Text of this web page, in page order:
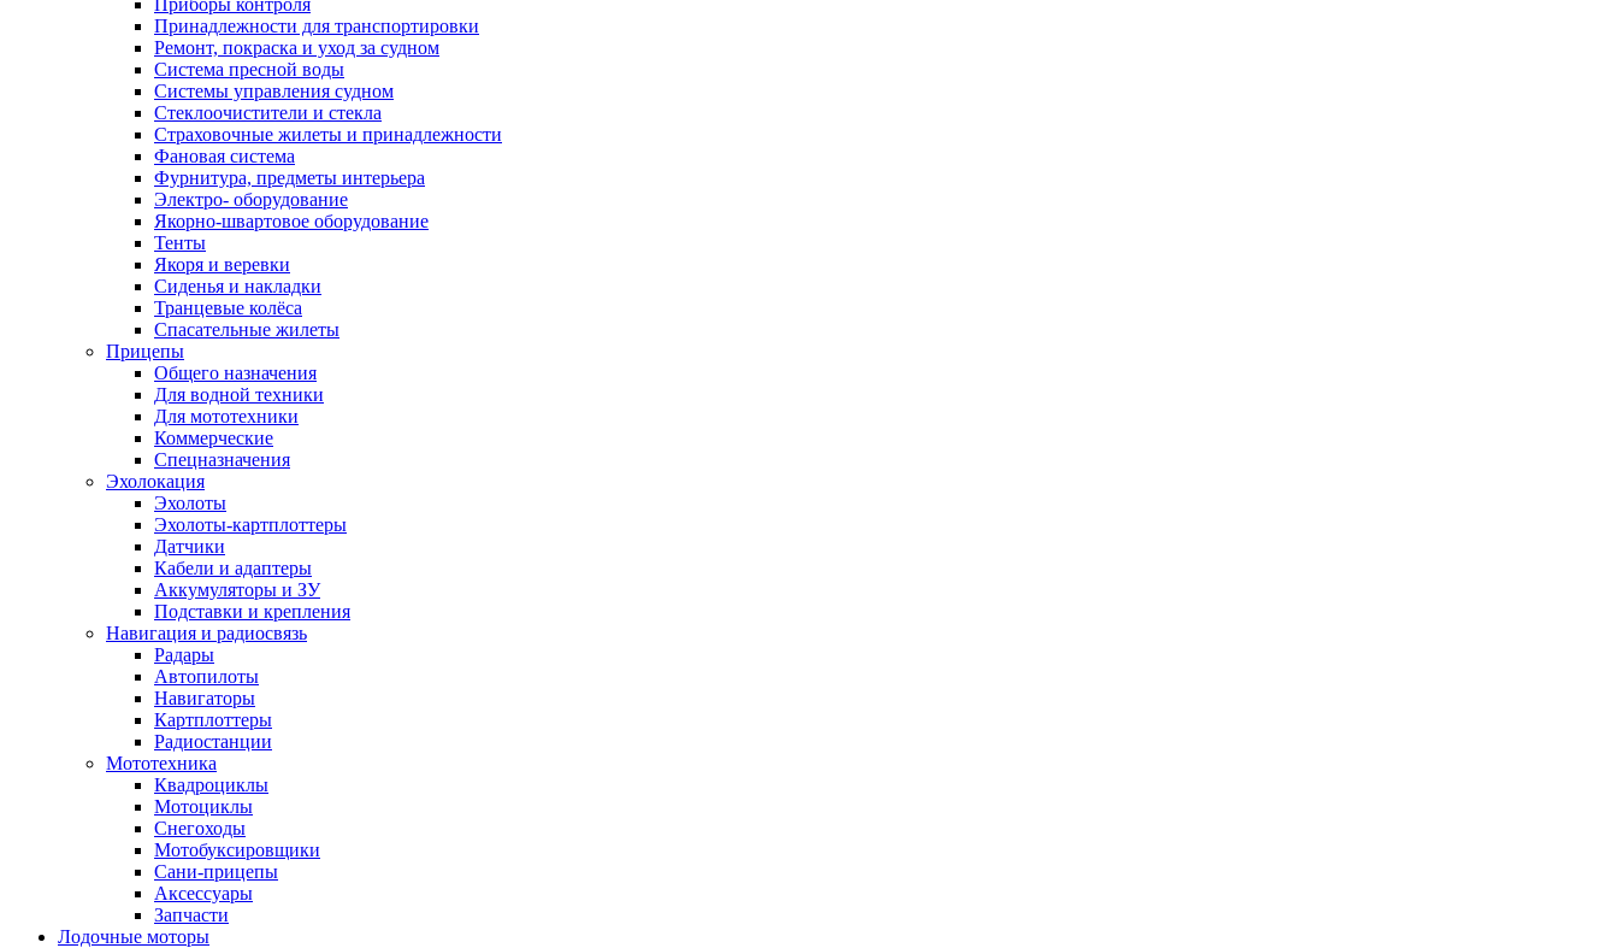
Приборы контроля
Принадлежности для транспортировки
Ремонт, покраска и уход за судном
Система пресной воды
Системы управления судном
Стеклоочистители и стекла
Страховочные жилеты и принадлежности
Фановая система
Фурнитура, предметы интерьера
Электро- оборудование
Якорно-швартовое оборудование
Тенты
Якоря и веревки
Сиденья и накладки
Транцевые колёса
Спасательные жилеты
Прицепы
Общего назначения
Для водной техники
Для мототехники
Коммерческие
Спецназначения
Эхолокация
Эхолоты
Эхолоты-картплоттеры
Датчики
Кабели и адаптеры
Аккумуляторы и ЗУ
Подставки и крепления
Навигация и радиосвязь
Радары
Автопилоты
Навигаторы
Картплоттеры
Радиостанции
Мототехника
Квадроциклы
Мотоциклы
Снегоходы
Мотобуксировщики
Сани-прицепы
Аксессуары
Запчасти
Лодочные моторы